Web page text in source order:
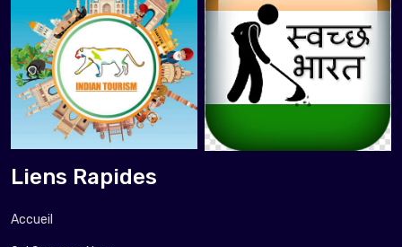
Liens Rapides
Accueil